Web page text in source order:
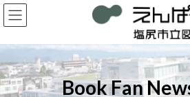
コ
ン
ン
ツ
へ
ス
ナ
ビ
ー
シ
ョ
ン
Book Fan